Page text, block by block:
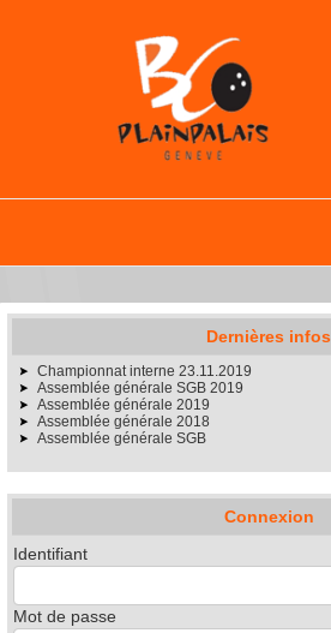
Dernières infos
Championnat interne 23.11.2019
Assemblée générale SGB 2019
Assemblée générale 2019
Assemblée générale 2018
Assemblée générale SGB
Connexion
Identifiant
Mot de passe